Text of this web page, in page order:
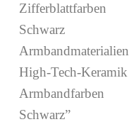
Zifferblattfarben
Schwarz
Armbandmaterialien
High-Tech-Keramik
Armbandfarben
Schwarz”